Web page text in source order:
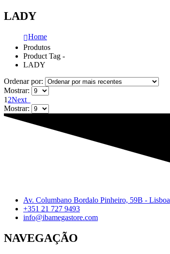
LADY
Home
Produtos
Product Tag -
LADY
Ordenar por:
Mostrar:
1 2Next
Mostrar:
Av. Columbano Bordalo Pinheiro, 59B - Lisboa
+351 21 727 9493
info@ibamegastore.com
NAVEGAÇÃO